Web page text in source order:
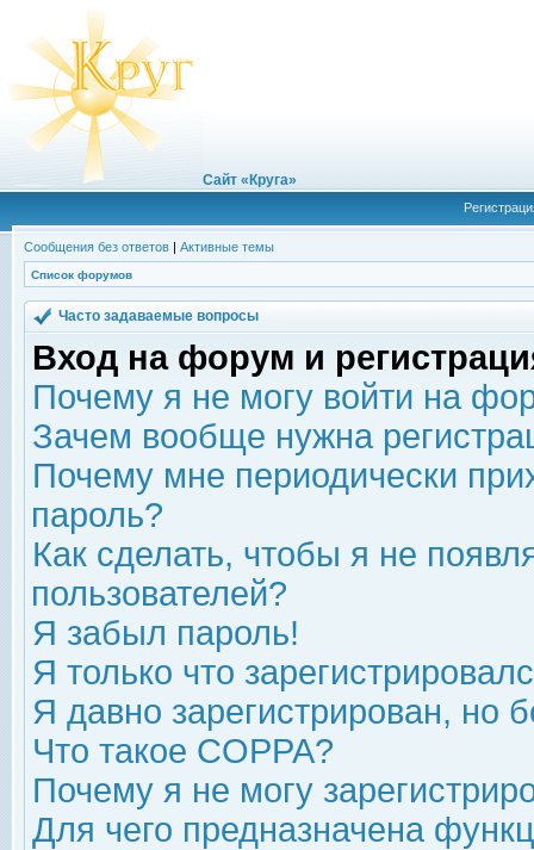
Сайт «Круга»
Сообщения без ответов | Активные темы
Список форумов
Часто задаваемые вопросы
Вход на форум и
Почему я не могу войти на
Зачем вообще нужна
Почему мне периодически
пароль?
Как сделать, чтобы я не
пользователей?
Я забыл пароль!
Я только что
Я давно зарегистрирован, но
Что такое COPPA?
Почему я не могу
Для чего предназначена